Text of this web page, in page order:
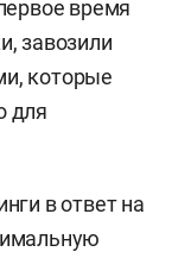
время
завозили
которые
для
в ответ на